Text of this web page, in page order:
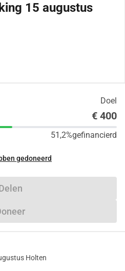
15 augustus
Doel
€ 400
51,2%gefinancierd
gedoneerd
Holten